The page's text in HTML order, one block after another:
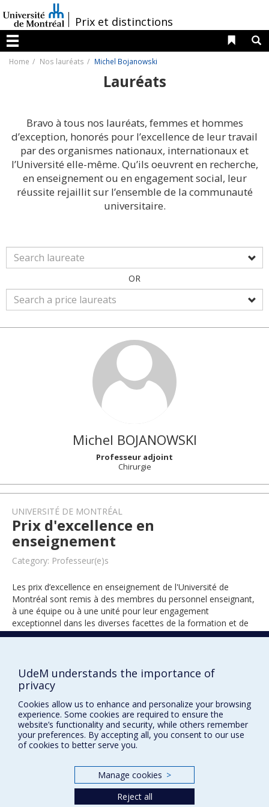
au
contenu
/Prix et distinctions
Menu
Liens
Home Nos lauréats Michel Bojanowski
Lauréats
Bravo à tous nos lauréats, femmes et hommes
d’exception, honorés pour l’excellence de leur travail
par des organismes nationaux, internationaux et
l’Université elle-même. Qu’ils oeuvrent en recherche,
en enseignement ou en engagement social, leur
réussite rejaillit sur l’ensemble de la communauté
universitaire.
OR
Michel BOJANOWSKI
Professeur adjoint
Chirurgie
UNIVERSITÉ DE MONTRÉAL
Prix d'excellence en
enseignement
Category: Professeur(e)s
Les prix d’excellence en enseignement de l'Université de
Montréal sont remis à des membres du personnel enseignant,
à une équipe ou à une unité pour leur engagement
exceptionnel dans les diverses facettes de la formation et de
l’encadrement des étudiants.
UdeM understands the importance of
privacy
Cookies allow us to enhance and personalize your browsing
experience. Some cookies are required to ensure the
website’s functionality and security, while others remember
your preferences. By accepting all, you consent to our use
of cookies to better serve you.
Manage cookies >
Reject all